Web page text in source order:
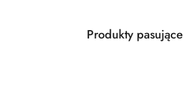
Pomiń karuzelę produktów
Produkty
Produkty pasujące